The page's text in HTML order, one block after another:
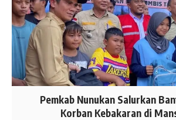
Pemkab Nunukan Salurkan
Korban Kebakaran di